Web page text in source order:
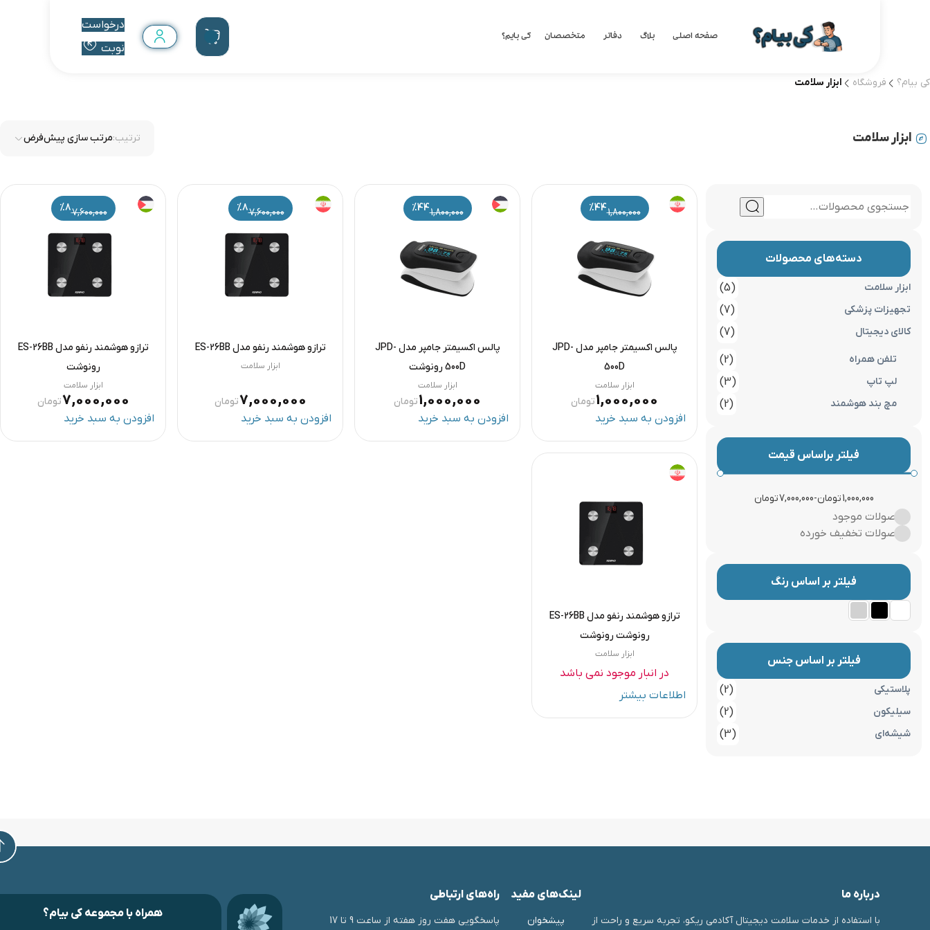
صفحه اصلی بلاگ دفاتر متخصصان کی بایم؟
درخواست
نوبت
کی بیام؟ فروشگاه ابزار سلامت
ابزار سلامت ترتیب:مرتب سازی پیش‌فرض
دسته‌های محصولات
ابزار سلامت (5)
تجهیزات پزشکی (7)
کالای دیجیتال (7)
تلفن همراه (2)
لپ تاپ (3)
مچ بند هوشمند (2)
فیلتر براساس قیمت
1,000,000 تومان -7,000,000 تومان
محصولات موجود
محصولات تخفیف خورده
فیلتر بر اساس رنگ
فیلتر بر اساس جنس
پلاستیکی (2)
سیلیکون (2)
شیشه‌ای (3)
پالس اکسیمتر جامپر مدل JPD-
500D
ابزار سلامت
1,000,000تومان
1,800,000
%44
افزودن به سبد خرید
پالس اکسیمتر جامپر مدل JPD-
500D رونوشت
ابزار سلامت
1,000,000تومان
1,800,000
%44
افزودن به سبد خرید
ترازو هوشمند رنفو مدل ES-26BB
ابزار سلامت
7,000,000تومان
7,600,000
%8
افزودن به سبد خرید
ترازو هوشمند رنفو مدل ES-26BB
رونوشت
ابزار سلامت
7,000,000تومان
7,600,000
%8
افزودن به سبد خرید
ترازو هوشمند رنفو مدل ES-26BB
رونوشت رونوشت
ابزار سلامت
در انبار موجود نمی باشد
اطلاعات بیشتر
درباره ما
با استفاده از خدمات سلامت دیجیتال آکادمی ریکو، تجربه سریع و راحت از
لینک‌های مفید
پیشخوان
راه‌های ارتباطی
پاسخگویی هفت روز هفته از ساعت 9 تا 17
همراه با مجموعه کی بیام؟